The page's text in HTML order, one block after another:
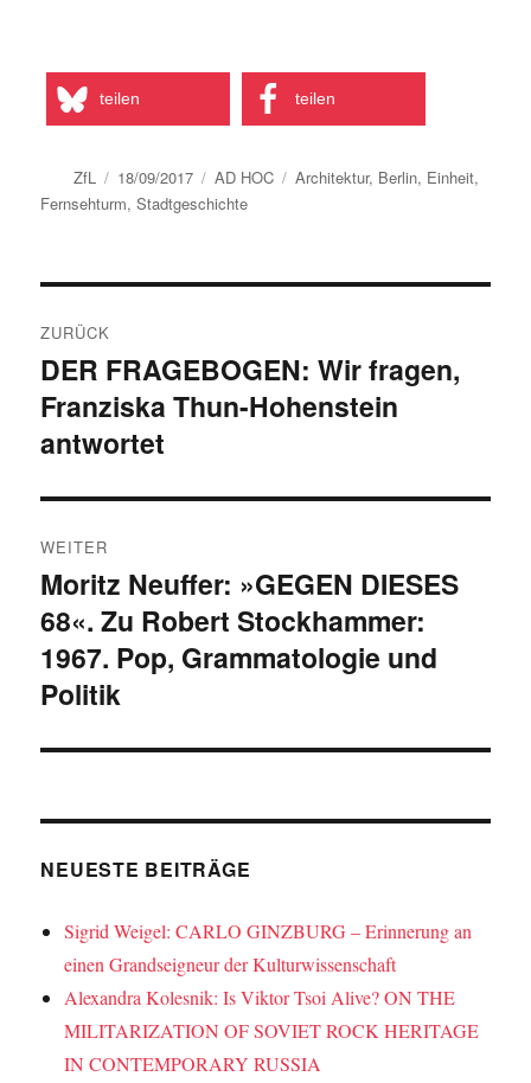
teilen teilen
Autor
ZfL
Veröffentlicht
am
18/09/2017 Kategorien
AD HOC Schlagwörter
Architektur, Berlin, Einheit,
Fernsehturm,Stadtgeschichte
ZURÜCK
Vorheriger
Beitrag:
DER FRAGEBOGEN: Wir fragen,
Franziska Thun-Hohenstein
antwortet
WEITER
Nächster
Beitrag:
Moritz Neuffer: »GEGEN DIESES
68«. Zu Robert Stockhammer:
1967. Pop, Grammatologie und
Politik
NEUESTE BEITRÄGE
Sigrid Weigel: CARLO GINZBURG – Erinnerung an
einen Grandseigneur der Kulturwissenschaft
Alexandra Kolesnik: Is Viktor Tsoi Alive? ON THE
MILITARIZATION OF SOVIET ROCK HERITAGE
IN CONTEMPORARY RUSSIA